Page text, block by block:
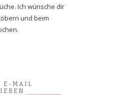
Ich wünsche dir
und beim
E-MAIL